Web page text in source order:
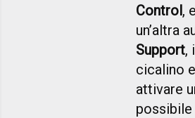
Control,
un’altra
Support,
cicalino
attivare
possibile